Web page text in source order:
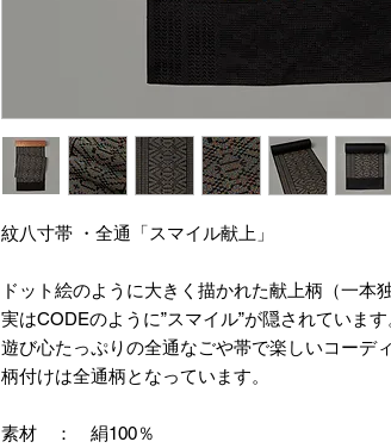
紋八寸帯 ・全通「スマイル献上」
ドット絵のように大きく描かれた献上柄（一本
実はCODEのように”スマイル”が隠されています
遊び心たっぷりの全通なごや帯で楽しいコーデ
柄付けは全通柄となっています。
素材 ： 絹100％